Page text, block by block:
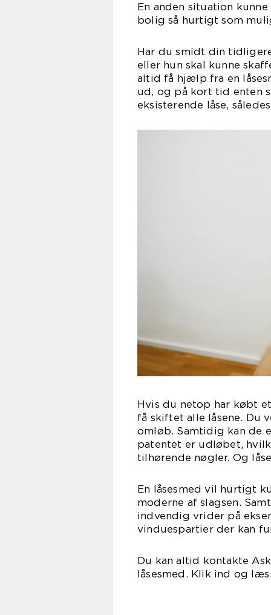
En anden situation
bolig så hurtigt som
Har du smidt din
eller hun skal kunne
altid få hjælp fra en
ud, og på kort tid enten
eksisterende låse,
Hvis du netop har købt
få skiftet alle låsene. Du
omløb. Samtidig kan de
patentet er udløbet,
tilhørende nøgler. Og
En låsesmed vil hurtigt
moderne af slagsen.
indvendig vrider på
vinduespartier der kan
Du kan altid kontakte
låsesmed. Klik ind og læs